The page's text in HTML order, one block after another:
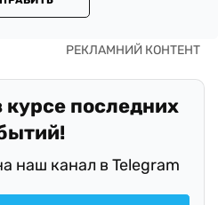
курсе последних
наш канал в Telegram